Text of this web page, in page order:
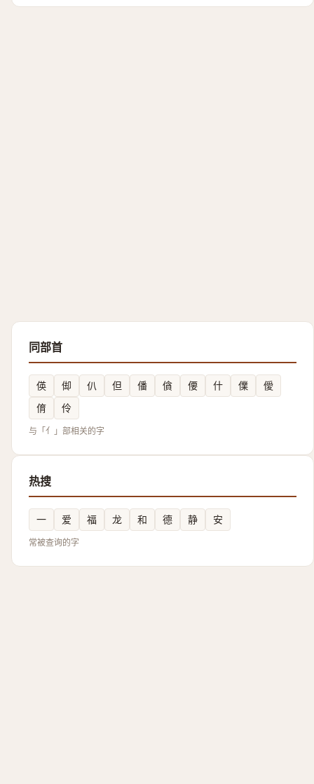
同部首
偀 㑢 仈 但 僠 僋 偠 什 㒒
僾
俼
伶
与「亻」部相关的字
热搜
一 爱 福 龙 和 德 静 安
常被查询的字